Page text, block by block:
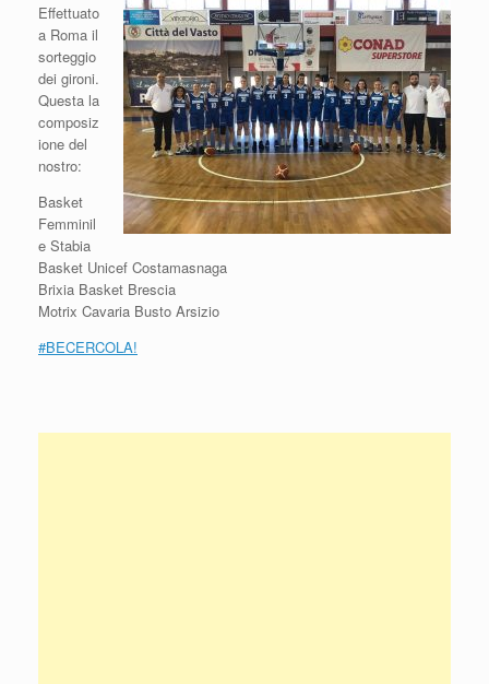
Effettuato
a Roma il
sorteggio
dei gironi.
Questa la
composiz
ione del
nostro:
Basket
Femminil
e Stabia
Basket Unicef Costamasnaga
Brixia Basket Brescia
Motrix Cavaria Busto Arsizio
#BECERCOLA!